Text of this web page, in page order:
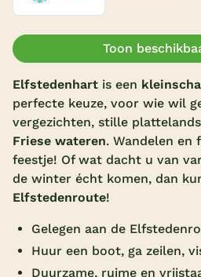
Onze
Overdekt
Alle
Keuzehulp
Toon
Elfstedenhart is een
perfecte keuze, voor wie wil
vergezichten, stille
Friese wateren. Wandelen en
feestje! Of wat dacht u van
de winter écht komen, dan
Elfstedenroute!
Gelegen aan de
Huur een boot, ga zeilen,
Duurzame, ruime en